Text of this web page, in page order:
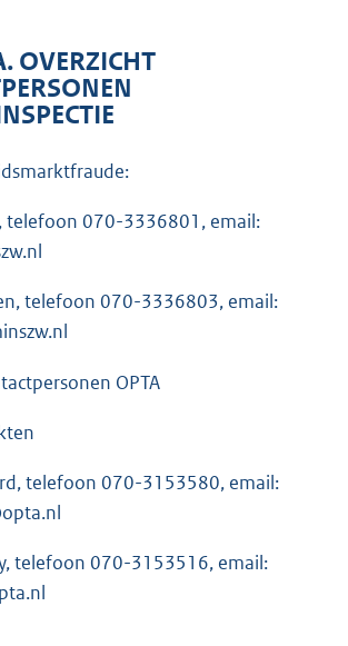
OVERZICHT
telefoon 070-3336801, email:
telefoon 070-3336803, email:
OPTA
telefoon 070-3153580, email:
telefoon 070-3153516, email: